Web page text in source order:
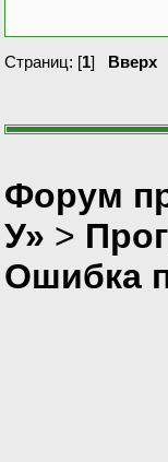
Страниц: [1] Вверх
Форум
У» >
Ошибка